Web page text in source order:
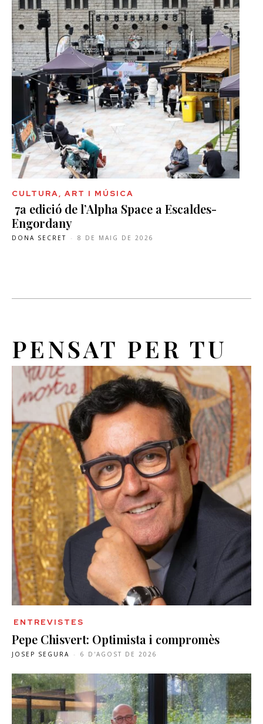
CULTURA, ART I MÚSICA
7a edició de l’Alpha Space a Escaldes-
Engordany
DONA SECRET - 8 DE MAIG DE 2026
PENSAT PER TU
ENTREVISTES
Pepe Chisvert: Optimista i compromès
JOSEP SEGURA - 6 D'AGOST DE 2026